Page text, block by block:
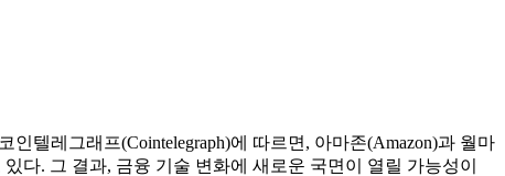
텔레그래프(Cointelegraph)에 따르면, 아마존(Amazon)과 월마
다. 그 결과, 금융 기술 변화에 새로운 국면이 열릴 가능성이